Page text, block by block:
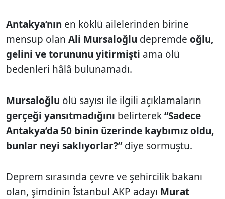
Antakya’nın en köklü ailelerinden birine
mensup olan Ali Mursaloğlu depremde oğlu,
gelini ve torununu yitirmişti ama ölü
bedenleri hâlâ bulunamadı.
Mursaloğlu ölü sayısı ile ilgili açıklamaların
gerçeği yansıtmadığını belirterek“Sadece
Antakya’da 50 binin üzerinde kaybımız oldu,
bunlar neyi saklıyorlar?”diye sormuştu.
Deprem sırasında çevre ve şehircilik bakanı
olan, şimdinin İstanbul AKP adayı Murat